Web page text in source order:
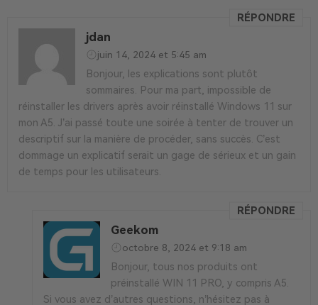
jdan
juin 14, 2024 et 5:45 am
RÉPONDRE
Bonjour, les explications sont plutôt
sommaires. Pour ma part, impossible de
réinstaller les drivers après avoir réinstallé Windows 11 sur
mon A5. J’ai passé toute une soirée à tenter de trouver un
descriptif sur la manière de procéder, sans succès. C’est
dommage un explicatif serait un gage de sérieux et un gain
de temps pour les utilisateurs.
Geekom
octobre 8, 2024 et 9:18 am
RÉPONDRE
Bonjour, tous nos produits ont
préinstallé WIN 11 PRO, y compris A5.
Si vous avez d’autres questions, n’hésitez pas à